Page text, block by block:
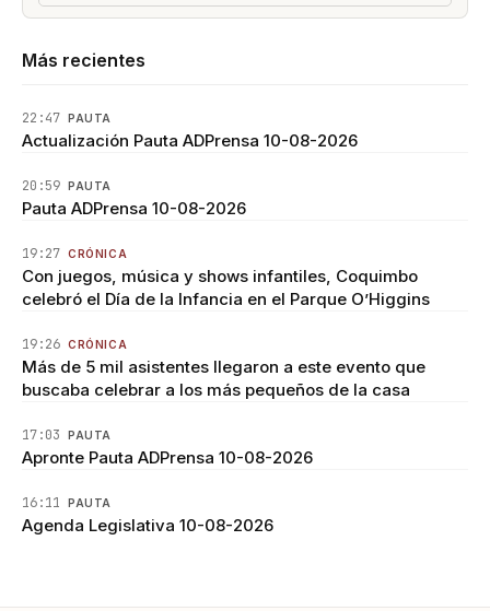
Más recientes
22:47 PAUTA
Actualización Pauta ADPrensa 10-08-2026
20:59 PAUTA
Pauta ADPrensa 10-08-2026
19:27 CRÓNICA
Con juegos, música y shows infantiles, Coquimbo
celebró el Día de la Infancia en el Parque O’Higgins
19:26 CRÓNICA
Más de 5 mil asistentes llegaron a este evento que
buscaba celebrar a los más pequeños de la casa
17:03 PAUTA
Apronte Pauta ADPrensa 10-08-2026
16:11 PAUTA
Agenda Legislativa 10-08-2026